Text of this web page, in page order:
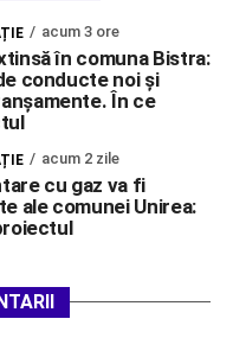
acum 3 ore
în comuna Bistra:
conducte noi și
În ce
acum 2 zile
cu gaz va fi
ale comunei Unirea: